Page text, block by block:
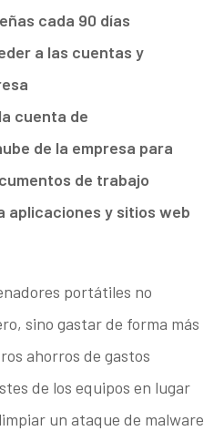
cada 90 días
a las cuentas y
cuenta de
de la empresa para
de trabajo
aplicaciones y sitios web
portátiles no
sino gastar de forma más
ahorros de gastos
de los equipos en lugar
un ataque de malware